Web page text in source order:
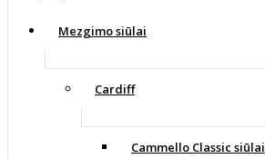
Mezgimo siūlai
Cardiff
Cammello Classic siūlai